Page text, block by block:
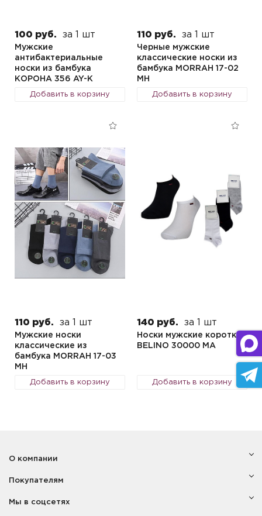
100 руб. за 1 шт
Мужские
антибактериальные
носки из бамбука
КОРОНА 356 AY-K
Добавить в корзину
110 руб. за 1 шт
Черные мужские
классические носки из
бамбука MORRAH 17-02
MH
Добавить в корзину
110 руб. за 1 шт
Мужские носки
классические из
бамбука MORRAH 17-03
MH
Добавить в корзину
140 руб. за 1 шт
Носки мужские короткие
BELINO 30000 MA
Добавить в корзину
Покупателям
О компании
Мы в соцсетях